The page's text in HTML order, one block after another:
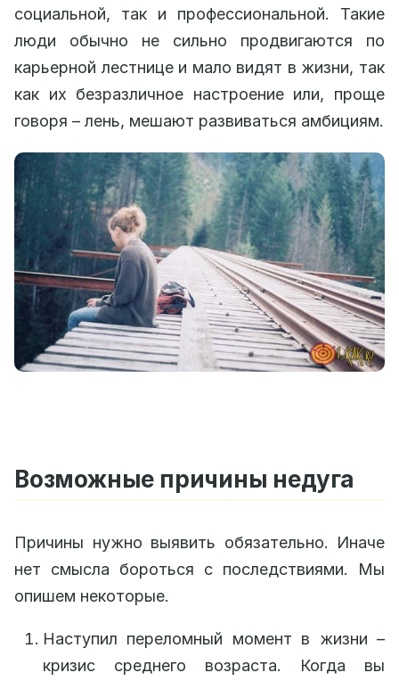
социальной, так и профессиональной. Такие
люди обычно не сильно продвигаются по
карьерной лестнице и мало видят в жизни, так
как их безразличное настроение или, проще
говоря – лень, мешают развиваться амбициям.
Возможные причины недуга
Причины нужно выявить обязательно. Иначе
нет смысла бороться с последствиями. Мы
опишем некоторые.
Наступил переломный момент в жизни –
кризис среднего возраста. Когда вы